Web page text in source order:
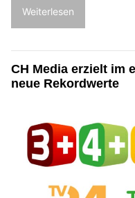
Weiterlesen
CH Media erzielt im
neue Rekordwerte